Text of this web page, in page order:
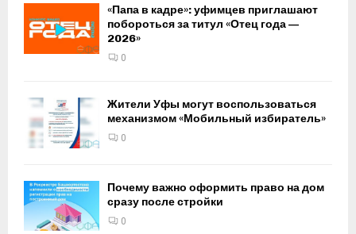
«Папа в кадре»: уфимцев приглашают
побороться за титул «Отец года —
2026»
0
Жители Уфы могут воспользоваться
механизмом «Мобильный избиратель»
0
Почему важно оформить право на дом
сразу после стройки
0